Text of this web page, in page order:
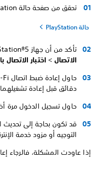
تحقق من صفحة حالة PlayStation للاطّلاع على حالات فشل أو صيانة في الخادم.
حالة PlayStation
تأكد من أن جهاز PlayStation®5 متصل بالإنترنت من خلال الانتقال إلى
الاتصال> اختبار الاتصال
دقائق قبل إعادة
حاول تسجيل الدخول مرة
قد تكون بحاجة إلى تحديث
التوجيه أو مزود خدمة
إذا عاودت المشكلة، فالرجاء